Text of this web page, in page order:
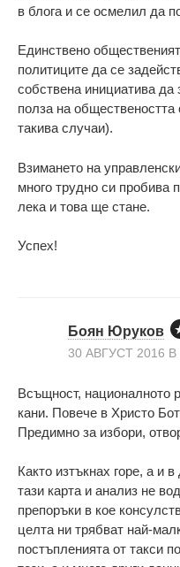
в блога и се осмелил да
Единствено
политиците да се
собствена инициатива
полза на
такива случаи).
Взимането на
много трудно си пробива
лека и това ще стане.
Успех!
Боян Юруков
30 АВГУСТ 2016 В
Всъщност, националното
кани. Повече в Христо
Предимно за избори,
Както изтъкнах горе, а и
тази карта и анализ не
препоръки в кое
целта ни трябват най-
постъпленията от такси